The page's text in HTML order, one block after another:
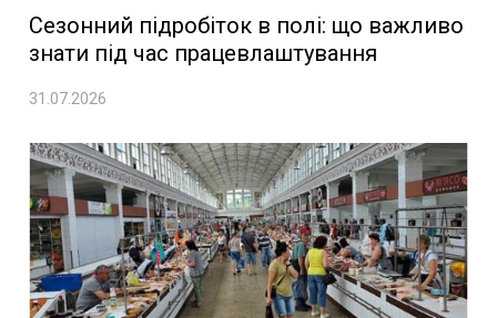
Сезонний підробіток в полі: що важливо
знати під час працевлаштування
31.07.2026